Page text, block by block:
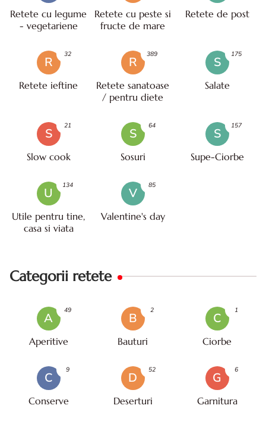
Retete cu legume
- vegetariene
Retete cu peste si
fructe de mare
Retete de post
R
Retete ieftine
32
R
Retete sanatoase
/ pentru diete
389
S
Salate
175
S
Slow cook
21
S
Sosuri
64
S
Supe-Ciorbe
157
U
Utile pentru tine,
casa si viata
134
V
Valentine's day
85
Categorii retete
A
Aperitive
49
B
Bauturi
2
C
Ciorbe
1
C
Conserve
9
D
Deserturi
52
G
Garnitura
6